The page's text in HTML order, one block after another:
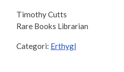
Timothy Cutts
Rare Books Librarian
Categori: Erthygl